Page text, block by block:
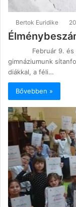
Bertok Euridike
Február 9. és 14.
gimnáziumunk
diákkal, a féli…
Bővebben »